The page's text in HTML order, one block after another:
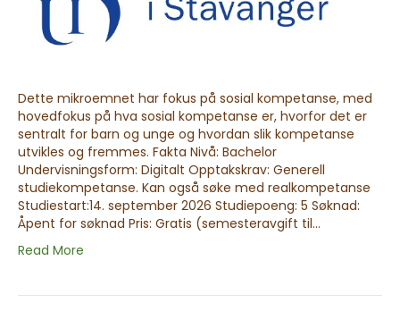
Dette mikroemnet har fokus på sosial kompetanse, med
hovedfokus på hva sosial kompetanse er, hvorfor det er
sentralt for barn og unge og hvordan slik kompetanse
utvikles og fremmes. Fakta Nivå: Bachelor
Undervisningsform: Digitalt Opptakskrav: Generell
studiekompetanse. Kan også søke med realkompetanse
Studiestart:14. september 2026 Studiepoeng: 5 Søknad:
Åpent for søknad Pris: Gratis (semesteravgift til…
Read More